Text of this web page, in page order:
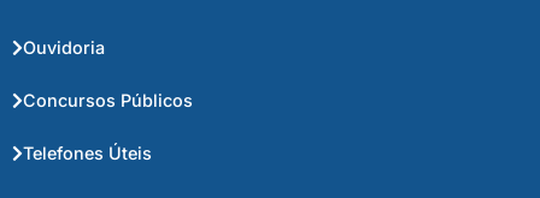
Ouvidoria
Concursos Públicos
Telefones Úteis